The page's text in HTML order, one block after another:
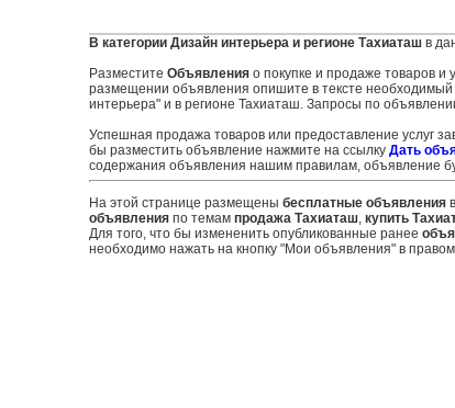
В категории Дизайн интерьера и регионе Тахиаташв
Разместите Объявленияо покупке и продаже товаров
размещении объявления опишите в тексте необходимый
интерьера" и в регионе Тахиаташ. Запросы по
Успешная продажа товаров или предоставление услуг
бы разместить объявление нажмите на ссылку Дать
содержания объявления нашим правилам, объявление
На этой странице размещены бесплатные объявленияв
объявленияпо темам продажа Тахиаташ, купить
Для того, что бы измененить опубликованные ранее
необходимо нажать на кнопку "Мои объявления" в правом